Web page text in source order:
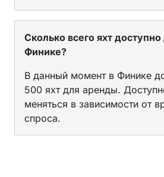
Сколько всего яхт
Финике?
В данный момент в Финике
500 яхт для аренды.
меняться в зависимости от
спроса.